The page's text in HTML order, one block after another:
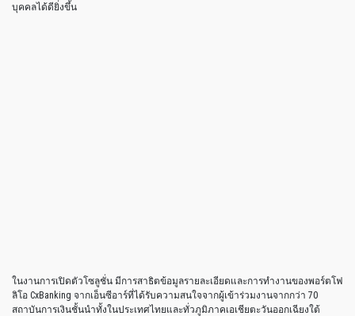
บุคคลได้ดียิ่งขึ้น
ออกไป โดยที่เอ็นเตอร์ไพร้ซ์แอพพลิเคชั่นแพลตฟอร์มของเราจะให้ความมั่นใจได้ว่า
ธุรกรรมทางการเงินของธนาคารนั้นจะดำเนินไปได้อย่างราบรื่นบนโครงสร้างระบบ
ที่ใช้งานอยู่ในปัจจุบัน”